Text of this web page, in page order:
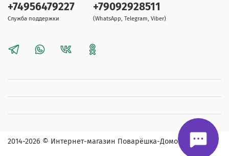
+74956479227
Служба поддержки
+79092928511
(WhatsApp, Telegram, Viber)
2014-2026 © Интернет-магазин Поварёшка-Домовой